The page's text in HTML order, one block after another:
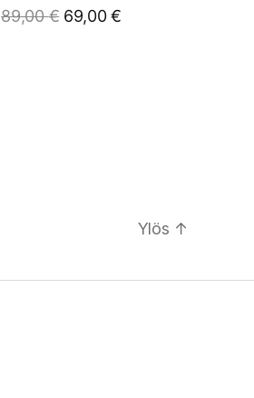
89,00€ 69,00€
Ylös ↑